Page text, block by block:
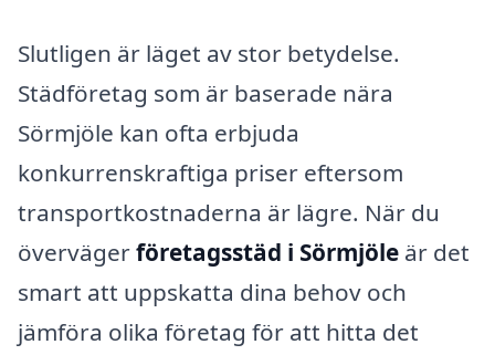
Slutligen är läget av stor betydelse.
Städföretag som är baserade nära
Sörmjöle kan ofta erbjuda
konkurrenskraftiga priser eftersom
transportkostnaderna är lägre. När du
övervägerföretagsstäd i Sörmjöle är det
smart att uppskatta dina behov och
jämföra olika företag för att hitta det